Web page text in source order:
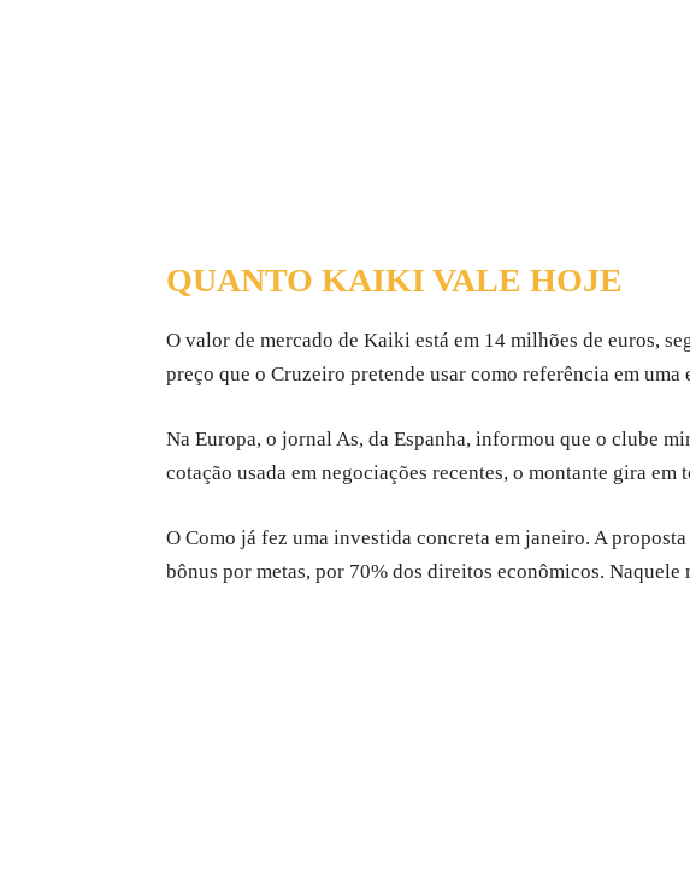
QUANTO KAIKI VALE HOJE
O valor de mercado de Kaiki está em 14 milhões de euros,
preço que o Cruzeiro pretende usar como referência em uma
Na Europa, o jornal As, da Espanha, informou que o clube
cotação usada em negociações recentes, o montante gira em
O Como já fez uma investida concreta em janeiro. A
bônus por metas, por 70% dos direitos econômicos.